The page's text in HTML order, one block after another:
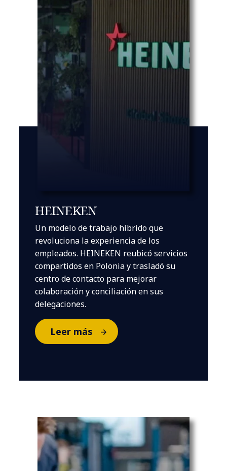
HEINEKEN
Un modelo de trabajo híbrido que
revoluciona la experiencia de los
empleados. HEINEKEN reubicó servicios
compartidos en Polonia y trasladó su
centro de contacto para mejorar
colaboración y conciliación en sus
delegaciones.
Leer más